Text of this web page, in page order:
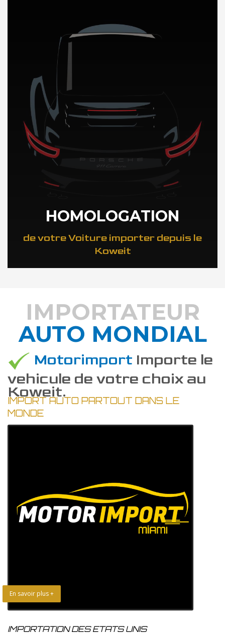
DÉCOUVREZ NOTRE IMPORTATION AUTO au Koweit
HOMOLOGATION
de votre Voiture importer depuis le
Koweit
DÉCOUVREZ COMMENT
IMPORTATEUR
AUTO MONDIAL
Motorimport Importe le
vehicule de votre choix au
Koweit.
IMPORT AUTO PARTOUT DANS LE
MONDE
En savoir plus +
IMPORTATION DES ETATS UNIS